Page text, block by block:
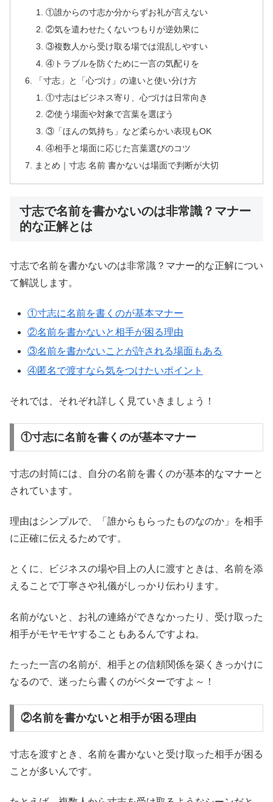
①誰からの寸志か分からずお礼が言えない
②気を遣わせたくないつもりが逆効果に
③複数人から受け取る場では混乱しやすい
④トラブルを防ぐために一言の気配りを
「寸志」と「心づけ」の違いと使い分け方
①寸志はビジネス寄り、心づけは日常向き
②使う場面や対象で言葉を選ぼう
③「ほんの気持ち」など柔らかい表現もOK
④相手と場面に応じた言葉選びのコツ
まとめ｜寸志 名前 書かないは場面で判断が大切
寸志で名前を書かないのは非常識？マナー
的な正解とは
寸志で名前を書かないのは非常識？マナー的な正解につい
て解説します。
①寸志に名前を書くのが基本マナー
②名前を書かないと相手が困る理由
③名前を書かないことが許される場面もある
④匿名で渡すなら気をつけたいポイント
それでは、それぞれ詳しく見ていきましょう！
①寸志に名前を書くのが基本マナー
寸志の封筒には、自分の名前を書くのが基本的なマナーと
されています。
理由はシンプルで、「誰からもらったものなのか」を相手
に正確に伝えるためです。
とくに、ビジネスの場や目上の人に渡すときは、名前を添
えることで丁寧さや礼儀がしっかり伝わります。
名前がないと、お礼の連絡ができなかったり、受け取った
相手がモヤモヤすることもあるんですよね。
たった一言の名前が、相手との信頼関係を築くきっかけに
なるので、迷ったら書くのがベターですよ～！
②名前を書かないと相手が困る理由
寸志を渡すとき、名前を書かないと受け取った相手が困る
ことが多いんです。